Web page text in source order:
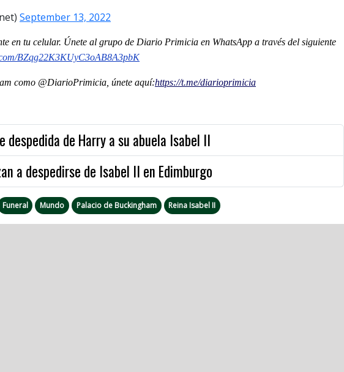
September 13, 2022
en tu celular. Únete al grupo de Diario Primicia en WhatsApp a través del siguiente
BZqg22K3KUyC3oAB8A3pbK
como @DiarioPrimicia, únete aquí:https://t.me/diarioprimicia
despedida de Harry a su abuela Isabel II
a despedirse de Isabel II en Edimburgo
Funeral Mundo Palacio de Buckingham Reina Isabel II